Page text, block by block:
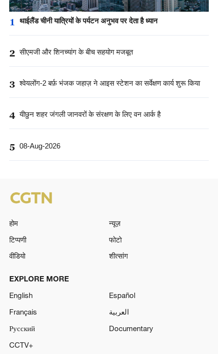
1 थाईलैंड चीनी यात्रियों के पर्यटन अनुभव पर देता है ध्यान
2 सीएमजी और शिनच्यांग के बीच सहयोग मजबूत
3 श्वेयलोंग-2 बर्फ़ भंजक जहाज़ ने आइस स्टेशन का सर्वेक्षण कार्य शुरू किया
4 यीछुन शहर जंगली जानवरों के संरक्षण के लिए वन आर्क है
5 08-Aug-2026
होम
न्यूज़
टिप्पणी
फोटो
वीडियो
शीत्सांग
EXPLORE MORE
English
Español
Français
العربية
Русский
Documentary
CCTV+